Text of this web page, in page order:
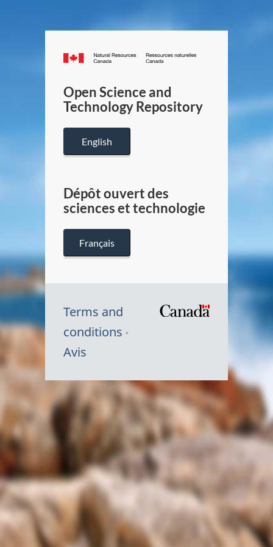
Canada.ca
/
Canada
Open Science and
Technology Repository
English
Dépôt ouvert des
sciences et technologie
Français
Terms and
conditions
Avis
Symbole
du
Canada